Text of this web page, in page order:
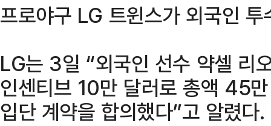
프로야구 LG 트윈스가 외국인
LG는 3일 “외국인 선수 약셀
인센티브 10만 달러로 총액 45
입단 계약을 합의했다”고 알렸다.